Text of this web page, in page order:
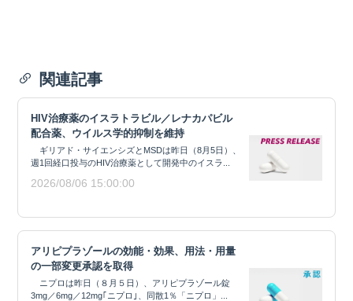
関連記事
HIV治療薬のイスラトラビル／レナカパビル
配合薬、ウイルス学的抑制を維持
ギリアド・サイエンシズとMSDは昨日（8月5日）、
週1回経口投与のHIV治療薬として開発中のイスラ...
2026/08/06 15:00:00
アリピプラゾールの効能・効果、用法・用量
の一部変更承認を取得
ニプロは昨日（８月５日）、アリピプラゾール錠
3mg／6mg／12mg｢ニプロ｣、同散1％「ニプロ」...